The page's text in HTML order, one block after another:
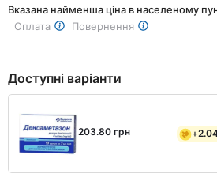
Вказана найменша ціна в населеному
Оплата
Повернення
Доступні варіанти
203.80 грн +